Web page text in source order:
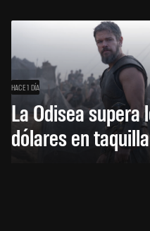
HACE 1 DÍA
La Odisea
dólares en